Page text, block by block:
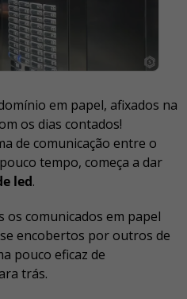
em papel, afixados na
os dias contados!
de comunicação entre o
tempo, começa a dar
led.
os comunicados em papel
encobertos por outros de
pouco eficaz de
trás.